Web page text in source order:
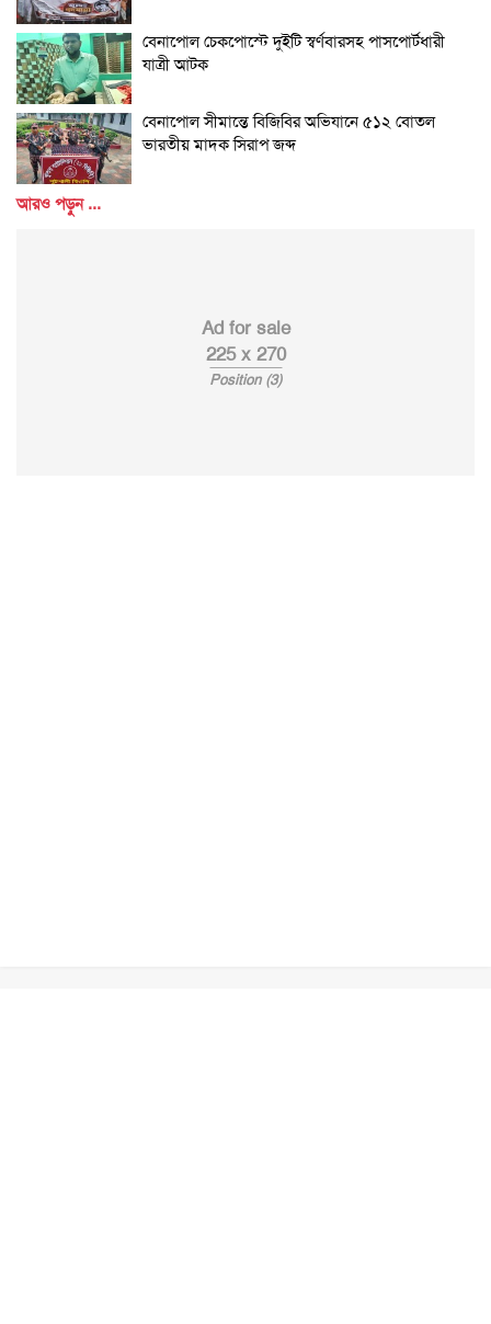
বেনাপোল চেকপোস্টে দুইটি স্বর্ণবারসহ পাসপোর্টধারী
যাত্রী আটক
বেনাপোল সীমান্তে বিজিবির অভিযানে ৫১২ বোতল
ভারতীয় মাদক সিরাপ জব্দ
আরও পড়ুন ...
Ad for sale
225 x 270
Position (3)